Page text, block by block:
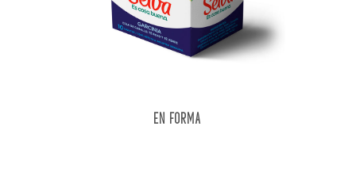
EN FORMA